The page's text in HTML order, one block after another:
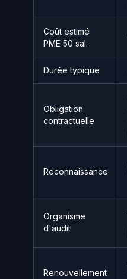
Coût estimé
PME 50 sal.
Durée typique
Obligation
contractuelle
Reconnaissance
Organisme
d'audit
Renouvellement